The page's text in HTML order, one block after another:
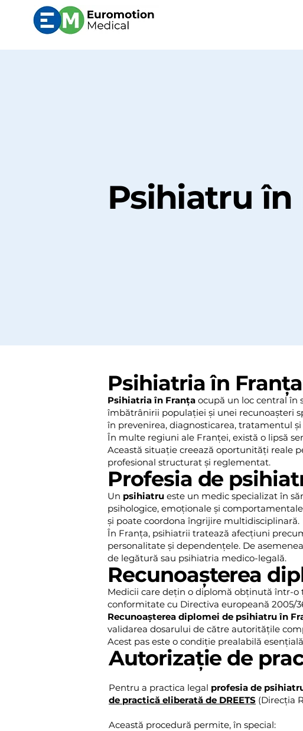
Psihiatru în
Psihiatria în
Psihiatria în Franța ocupă un loc central în
îmbătrânirii populației și unei recunoașteri
în prevenirea, diagnosticarea, tratamentul
În multe regiuni ale Franței, există o lipsă
Această situație creează oportunități reale
profesional structurat și reglementat.
Profesia de
Un psihiatru este un medic specializat în
psihologice, emoționale și
și poate coordona îngrijire multidisciplinară.
În Franța, psihiatrii tratează afecțiuni
personalitate și dependențele. De
de legătură sau psihiatria medico-legală.
Recunoașterea
Medicii care dețin o diplomă obținută într-
conformitate cu Directiva europeană 2005/
Recunoașterea diplomei de psihiatru în
validarea dosarului de către autoritățile
Acest pas este o condiție prealabilă
Autorizație de
Pentru a practica legal profesia de
de practică eliberată de DREETS (Direcția
Această procedură permite, în special: